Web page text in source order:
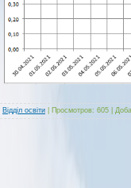
Відділ освіти Просмотров: 605